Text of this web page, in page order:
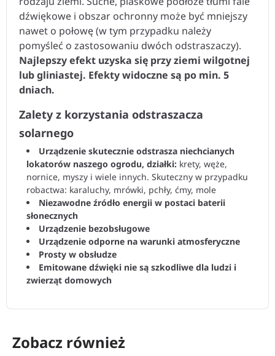
dźwiękowe i obszar ochronny może być mniejszy
nawet o połowę (w tym przypadku należy
pomyśleć o zastosowaniu dwóch odstraszaczy).
Najlepszy efekt uzyska się przy ziemi wilgotnej
lub gliniastej. Efekty widoczne są po min. 5
dniach.
Zalety z korzystania odstraszacza
solarnego
Urządzenie skutecznie odstrasza niechcianych
lokatorów naszego ogrodu, działki: krety, węże,
nornice, myszy i wiele innych. Skuteczny w przypadku
robactwa: karaluchy, mrówki, pchły, ćmy, mole
Niezawodne źródło energii w postaci baterii
słonecznych
Urządzenie bezobsługowe
Urządzenie odporne na warunki atmosferyczne
Prosty w obsłudze
Emitowane dźwięki nie są szkodliwe dla ludzi i
zwierząt domowych
Zobacz również